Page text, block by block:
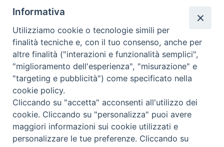
Tel 0831.521958
Fax 0831.528315
Orari Curia
Mar. / Mer. / Giov. ore 9 - 13
nei mesi estivi solo Martedì ore 9 - 13
WebMail
Informativa
Utilizziamo cookie o tecnologie simili per
finalità tecniche e, con il tuo consenso, anche per
altre finalità ("interazioni e funzionalità semplici",
"miglioramento dell'esperienza", "misurazione" e
"targeting e pubblicità") come specificato nella
cookie policy.
Cliccando su "accetta" acconsenti all'utilizzo dei
cookie. Cliccando su "personalizza" puoi avere
maggiori informazioni sui cookie utilizzati e
personalizzare le tue preferenze. Cliccando su